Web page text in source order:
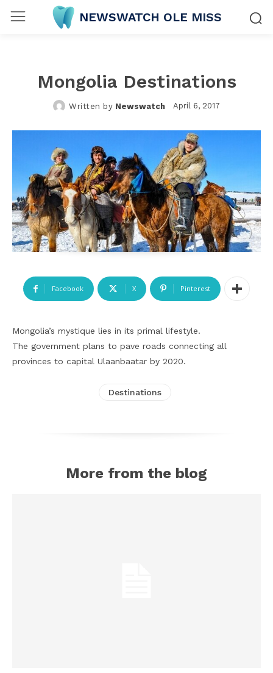
NEWSWATCH OLE MISS
Mongolia Destinations
Written by Newswatch April 6, 2017
Facebook X Pinterest
Mongolia’s mystique lies in its primal lifestyle.
The government plans to pave roads connecting all
provinces to capital Ulaanbaatar by 2020.
Destinations
More from the blog